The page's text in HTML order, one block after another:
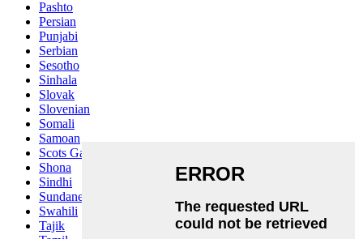
Pashto
Persian
Punjabi
Serbian
Sesotho
Sinhala
Slovak
Slovenian
Somali
Samoan
Scots Gaelic
Shona
Sindhi
Sundanese
Swahili
Tajik